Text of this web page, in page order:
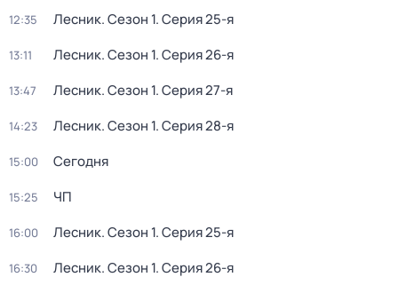
12:35 Лесник. Сезон 1. Серия 25-я
13:11 Лесник. Сезон 1. Серия 26-я
13:47 Лесник. Сезон 1. Серия 27-я
14:23 Лесник. Сезон 1. Серия 28-я
15:00 Сегодня
15:25 ЧП
16:00 Лесник. Сезон 1. Серия 25-я
16:30 Лесник. Сезон 1. Серия 26-я